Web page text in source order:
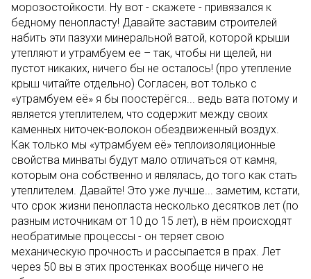
морозостойкости. Ну вот - скажете - привязался к
бедному пенопласту! Давайте заставим строителей
набить эти пазухи минеральной ватой, которой крыши
утепляют и утрамбуем ее – так, чтобы ни щелей, ни
пустот никаких, ничего бы не осталось! (про утепление
крыш читайте отдельно) Согласен, вот только с
«утрамбуем её» я бы поостерёгся... ведь вата потому и
является утеплителем, что содержит между своих
каменных ниточек-волокон обездвиженный воздух.
Как только мы «утрамбуем её» теплоизоляционные
свойства минваты будут мало отличаться от камня,
которым она собственно и являлась, до того как стать
утеплителем. Давайте! Это уже лучше... заметим, кстати,
что срок жизни пенопласта несколько десятков лет (по
разным источникам от 10 до 15 лет), в нём происходят
необратимые процессы - он теряет свою
механическую прочность и рассыпается в прах. Лет
через 50 вы в этих простенках вообще ничего не